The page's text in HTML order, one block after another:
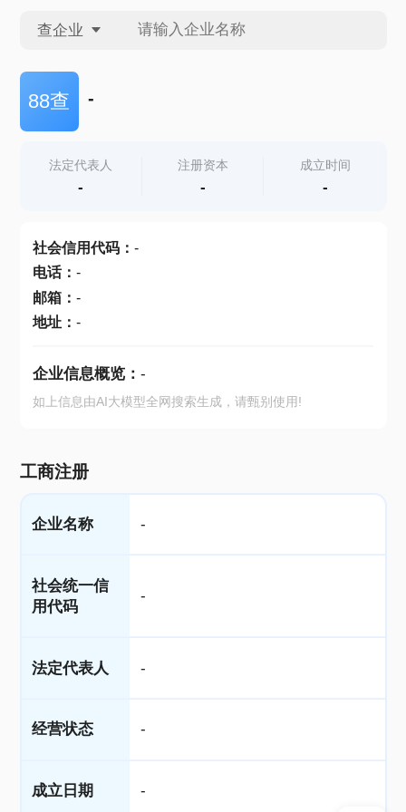
查企业
查企业
查产地
88查 -
法定代表人
-
注册资本
-
成立时间
-
社会信用代码： -
电话： -
邮箱： -
地址： -
企业信息概览： -
如上信息由AI大模型全网搜索生成，请甄别使用!
工商注册
企业名称 -
社会统一信
用代码
-
法定代表人 -
经营状态 -
成立日期 -